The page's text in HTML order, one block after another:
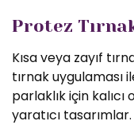
Protez
Kısa veya zayıf
tırnak uygulaması
parlaklık için
yaratıcı tasarımlar.